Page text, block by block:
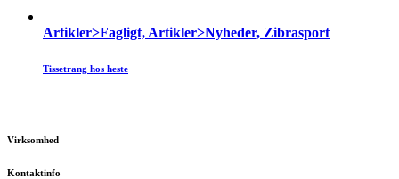
Artikler>Fagligt, Artikler>Nyheder, Zibrasport
Tissetrang hos heste
Virksomhed
Kontaktinfo